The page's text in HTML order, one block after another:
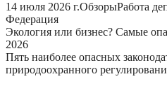
14 июля 2026 г.ОбзорыРабота
Федерация
Экология или бизнес? Самые
2026
Пять наиболее опасных
природоохранного